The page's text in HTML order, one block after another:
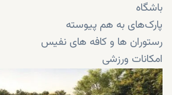
باشگاه
پارک‌های به هم پیوسته
رستوران ها و کافه های نفیس
امکانات ورزشی
گزینه ها و خدمات خرده فروشی